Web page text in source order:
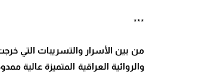
***
من بين الأسرار والتسريبات التي
والروائية العراقية المتميزة